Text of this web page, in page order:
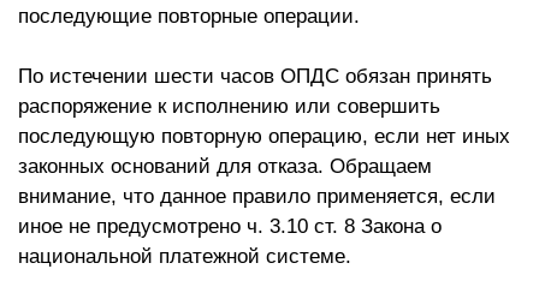
последующие повторные операции.
По истечении шести часов ОПДС обязан принять
распоряжение к исполнению или совершить
последующую повторную операцию, если нет иных
законных оснований для отказа. Обращаем
внимание, что данное правило применяется, если
иное не предусмотрено ч. 3.10 ст. 8 Закона о
национальной платежной системе.